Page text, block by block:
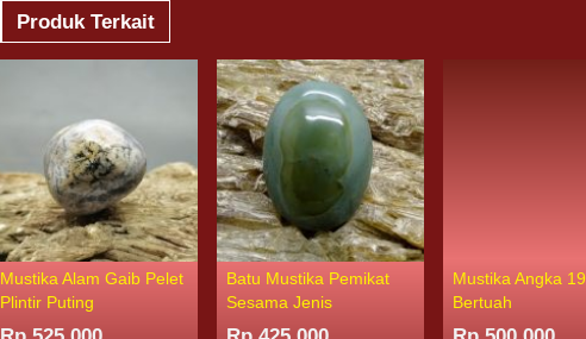
Produk Terkait
Mustika Alam Gaib Pelet
Plintir Puting
Batu Mustika Pemikat
Sesama Jenis
Mustika Angka 19
Bertuah